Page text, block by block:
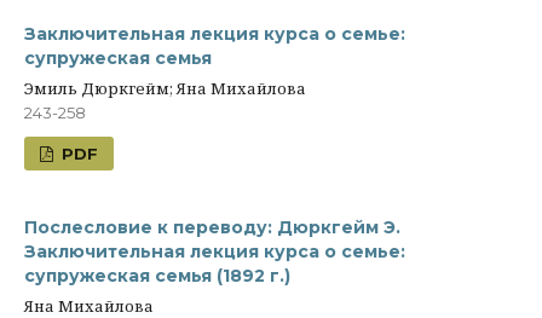
Заключительная лекция курса о семье:
супружеская семья
Эмиль Дюркгейм; Яна Михайлова
243-258
PDF
Послесловие к переводу: Дюркгейм Э.
Заключительная лекция курса о семье:
супружеская семья (1892 г.)
Яна Михайлова